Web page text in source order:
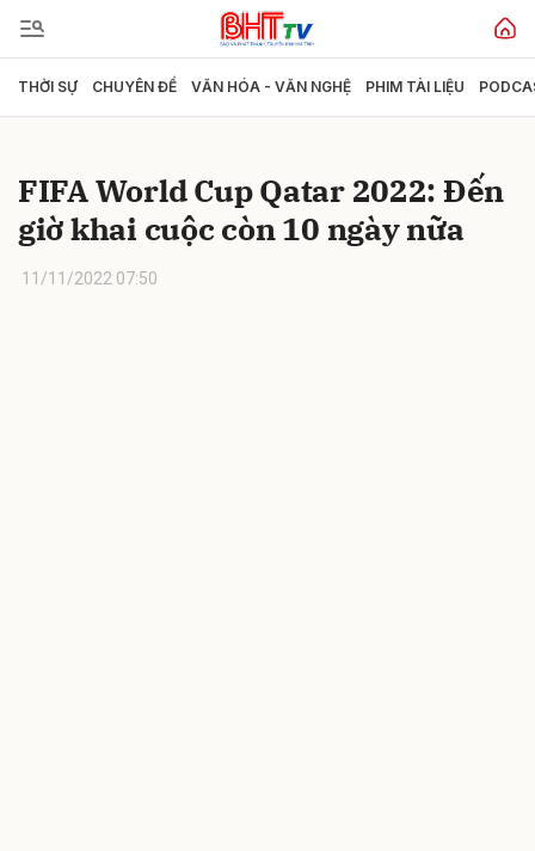
THỜI SỰ CHUYÊN ĐỀ VĂN HÓA - VĂN NGHỆ PHIM TÀI LIỆU
FIFA World Cup Qatar 2022: Đến
giờ khai cuộc còn 10 ngày nữa
11/11/2022 07:50
Gửi bình luận